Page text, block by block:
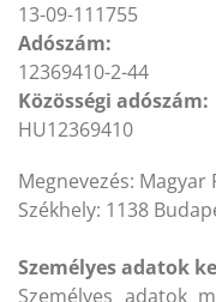
13-09-111755
Adószám:
12369410-2-44
Közösségi adószám:
HU12369410
Megnevezés: Magyar
Székhely: 1138
Személyes adatok
Személyes adatok